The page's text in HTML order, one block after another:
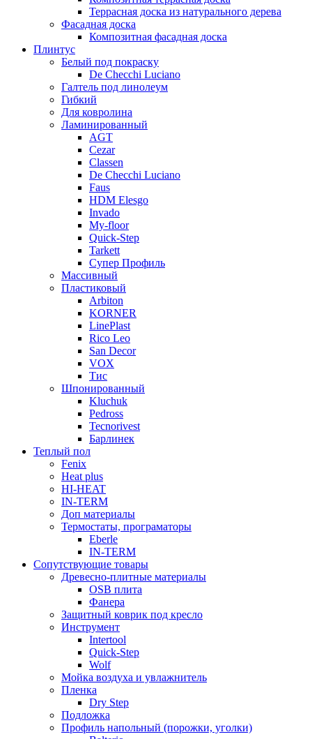
Террасная доска из натурального дерева
Фасадная доска
Композитная фасадная доска
Плинтус
Белый под покраску
De Checchi Luciano
Галтель под линолеум
Гибкий
Для ковролина
Ламинированный
AGT
Cezar
Classen
De Checchi Luciano
Faus
HDM Elesgo
Invado
My-floor
Quick-Step
Tarkett
Супер Профиль
Массивный
Пластиковый
Arbiton
KORNER
LinePlast
Rico Leo
San Decor
VOX
Тис
Шпонированный
Kluchuk
Pedross
Tecnorivest
Барлинек
Теплый пол
Fenix
Heat plus
HI-HEAT
IN-TERM
Доп материалы
Термостаты, програматоры
Eberle
IN-TERM
Сопутствующие товары
Древесно-плитные материалы
OSB плита
Фанера
Защитный коврик под кресло
Инструмент
Intertool
Quick-Step
Wolf
Мойка воздуха и увлажнитель
Пленка
Dry Step
Подложка
Профиль напольный (порожки, уголки)